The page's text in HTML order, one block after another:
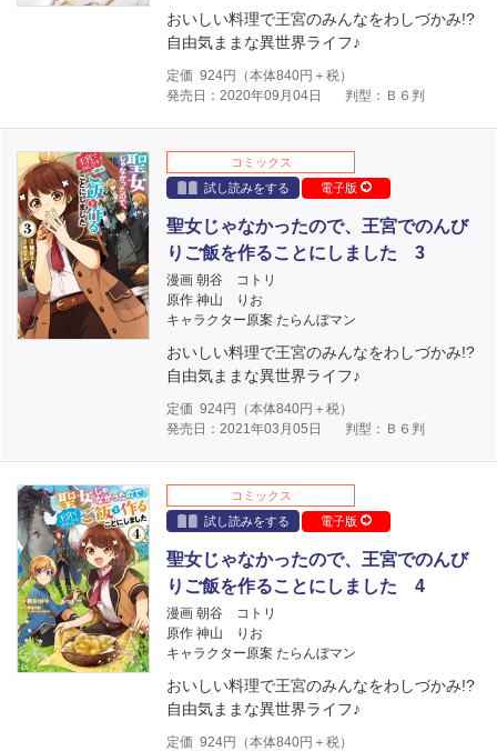
おいしい料理で王宮のみんなをわしづかみ!?
自由気ままな異世界ライフ♪
定価 924円（本体840円＋税）
発売日：2020年09月04日
判型：Ｂ６判
コミックス
試し読みをする
電子版
聖女じゃなかったので、王宮でのんび
りご飯を作ることにしました 3
漫画 朝谷 コトリ
原作 神山 りお
キャラクター原案 たらんぼマン
おいしい料理で王宮のみんなをわしづかみ!?
自由気ままな異世界ライフ♪
定価 924円（本体840円＋税）
発売日：2021年03月05日
判型：Ｂ６判
コミックス
試し読みをする
電子版
聖女じゃなかったので、王宮でのんび
りご飯を作ることにしました 4
漫画 朝谷 コトリ
原作 神山 りお
キャラクター原案 たらんぼマン
おいしい料理で王宮のみんなをわしづかみ!?
自由気ままな異世界ライフ♪
定価 924円（本体840円＋税）